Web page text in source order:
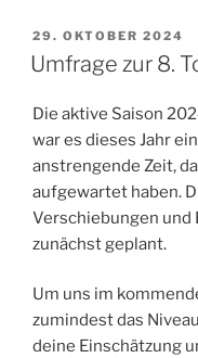
VERÖFFENTLICHT
AM
29. OKTOBER 2024
Umfrage zur 8.
Die aktive Saison
war es dieses Jahr
anstrengende Zeit,
aufgewartet haben.
Verschiebungen und
zunächst geplant.
Um uns im
zumindest das
deine Einschätzung